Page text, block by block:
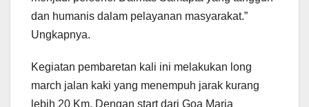
dan humanis dalam pelayanan masyarakat.”
Ungkapnya.
Kegiatan pembaretan kali ini melakukan long
march jalan kaki yang menempuh jarak kurang
lebih 20 Km. Dengan start dari Goa Maria